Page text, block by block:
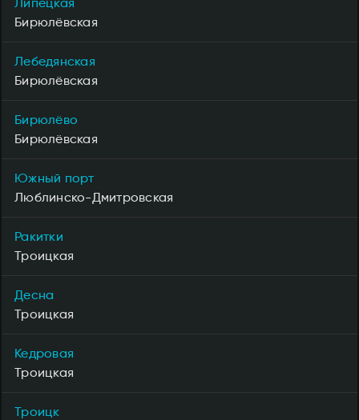
Бирюлёвская
Лебедянская
Бирюлёвская
Бирюлёво
Бирюлёвская
Южный порт
Люблинско-Дмитровская
Ракитки
Троицкая
Десна
Троицкая
Кедровая
Троицкая
Троицк